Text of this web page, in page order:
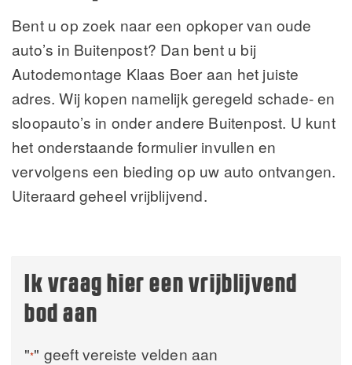
Bent u op zoek naar een opkoper van oude
auto’s in Buitenpost? Dan bent u bij
Autodemontage Klaas Boer aan het juiste
adres. Wij kopen namelijk geregeld schade- en
sloopauto’s in onder andere Buitenpost. U kunt
het onderstaande formulier invullen en
vervolgens een bieding op uw auto ontvangen.
Uiteraard geheel vrijblijvend.
Ik vraag hier een vrijblijvend
bod aan
"*" geeft vereiste velden aan